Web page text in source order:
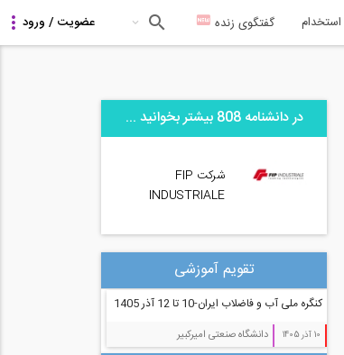
استخدام گفتگوی زنده
در دانشنامه 808 بیشتر بخوانید ...
شرکت FIP
INDUSTRIALE
تقویم آموزشی
کنگره ملی آب و فاضلاب ایران-10 تا 12 آذر 1405
10 آذر 1405 دانشگاه صنعتی امیرکبیر